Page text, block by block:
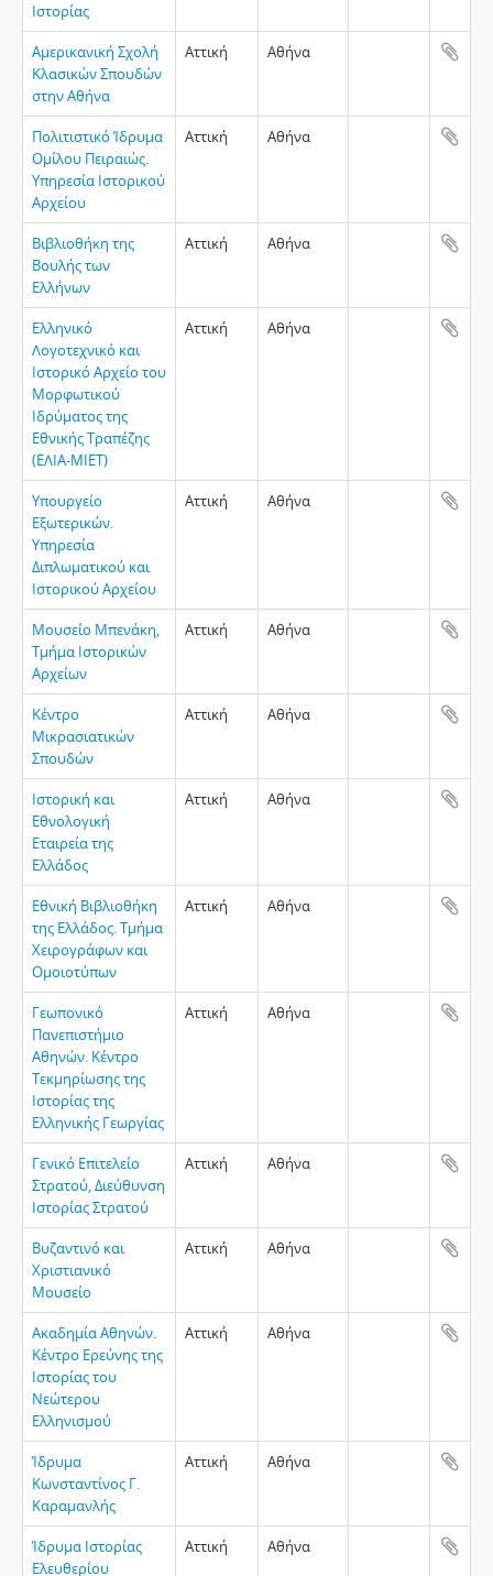
Ιστορίας
Αμερικανική Σχολή
Κλασικών Σπουδών
στην Αθήνα
Αττική Αθήνα
Πολιτιστικό Ίδρυμα
Ομίλου Πειραιώς.
Υπηρεσία Ιστορικού
Αρχείου
Αττική Αθήνα
Βιβλιοθήκη της
Βουλής των
Ελλήνων
Αττική Αθήνα
Ελληνικό
Λογοτεχνικό και
Ιστορικό Αρχείο του
Μορφωτικού
Ιδρύματος της
Εθνικής Τραπέζης
(ΕΛΙΑ-ΜΙΕΤ)
Αττική Αθήνα
Υπουργείο
Εξωτερικών.
Υπηρεσία
Διπλωματικού και
Ιστορικού Αρχείου
Αττική Αθήνα
Μουσείο Μπενάκη,
Τμήμα Ιστορικών
Αρχείων
Αττική Αθήνα
Κέντρο
Μικρασιατικών
Σπουδών
Αττική Αθήνα
Ιστορική και
Εθνολογική
Εταιρεία της
Ελλάδος
Αττική Αθήνα
Εθνική Βιβλιοθήκη
της Ελλάδος. Τμήμα
Χειρογράφων και
Ομοιοτύπων
Αττική Αθήνα
Γεωπονικό
Πανεπιστήμιο
Αθηνών. Κέντρο
Τεκμηρίωσης της
Ιστορίας της
Ελληνικής Γεωργίας
Αττική Αθήνα
Γενικό Επιτελείο
Στρατού, Διεύθυνση
Ιστορίας Στρατού
Αττική Αθήνα
Βυζαντινό και
Χριστιανικό
Μουσείο
Αττική Αθήνα
Ακαδημία Αθηνών.
Κέντρο Ερεύνης της
Ιστορίας του
Νεώτερου
Ελληνισμού
Αττική Αθήνα
Ίδρυμα
Κωνσταντίνος Γ.
Καραμανλής
Αττική Αθήνα
Ίδρυμα Ιστορίας
Ελευθερίου
Αττική Αθήνα